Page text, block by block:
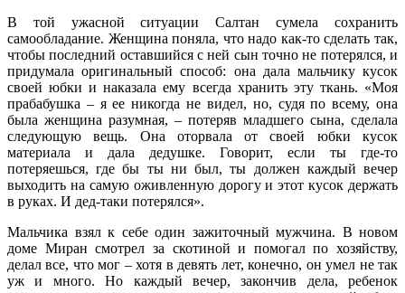
В той ужасной ситуации Салтан сумела сохранить
самообладание. Женщина поняла, что надо как-то сделать так,
чтобы последний оставшийся с ней сын точно не потерялся, и
придумала оригинальный способ: она дала мальчику кусок
своей юбки и наказала ему всегда хранить эту ткань. «Моя
прабабушка – я ее никогда не видел, но, судя по всему, она
была женщина разумная, – потеряв младшего сына, сделала
следующую вещь. Она оторвала от своей юбки кусок
материала и дала дедушке. Говорит, если ты где-то
потеряешься, где бы ты ни был, ты должен каждый вечер
выходить на самую оживленную дорогу и этот кусок держать
в руках. И дед-таки потерялся».
Мальчика взял к себе один зажиточный мужчина. В новом
доме Миран смотрел за скотиной и помогал по хозяйству,
делал все, что мог – хотя в девять лет, конечно, он умел не так
уж и много. Но каждый вечер, закончив дела, ребенок